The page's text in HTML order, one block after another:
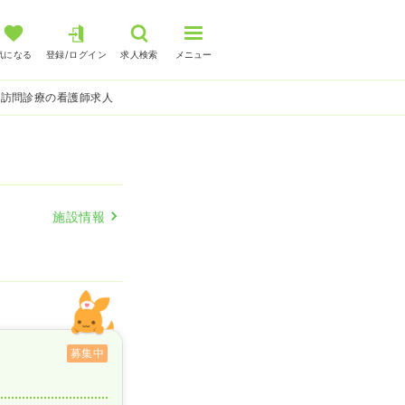
になる 登録/ログイン 求人検索 メニュー
問診療の看護師求人
施設情報
募集中